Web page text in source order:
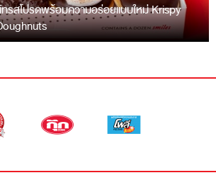
รสโปรดพร้อมความอร่อยแบบใหม่ Krispy